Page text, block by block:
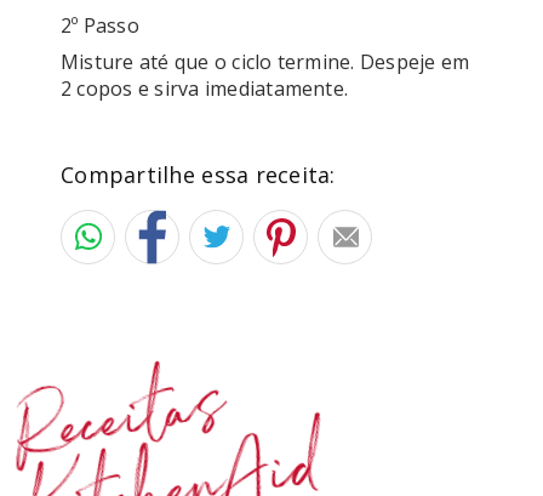
2º Passo
Misture até que o ciclo termine. Despeje em
2 copos e sirva imediatamente.
Compartilhe essa receita:
Receitas